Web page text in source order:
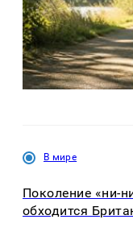
В мире
Поколение «ни-
обходится